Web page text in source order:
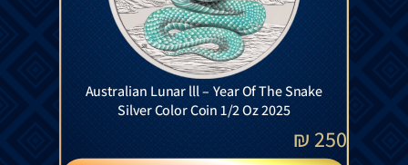
Australian Lunar lll – Year Of The Snake
Silver Color Coin 1/2 Oz 2025
250
₪